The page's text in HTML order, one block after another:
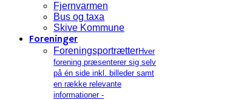
Fjernvarmen
Bus og taxa
Skive Kommune
Foreninger
ForeningsportrætterHver
forening præsenterer sig selv
på én side inkl. billeder samt
en række relevante
informationer -